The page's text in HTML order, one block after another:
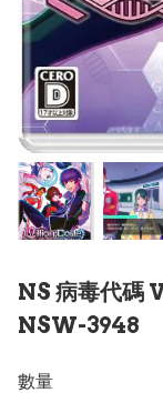
NS 病毒代碼
NSW-3948
數量